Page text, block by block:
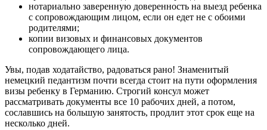
нотариально заверенную доверенность на выезд ребенка
с сопровождающим лицом, если он едет не с обоими
родителями;
копии визовых и финансовых документов
сопровождающего лица.
Увы, подав ходатайство, радоваться рано! Знаменитый
немецкий педантизм почти всегда стоит на пути оформления
визы ребенку в Германию. Строгий консул может
рассматривать документы все 10 рабочих дней, а потом,
сославшись на большую занятость, продлит этот срок еще на
несколько дней.